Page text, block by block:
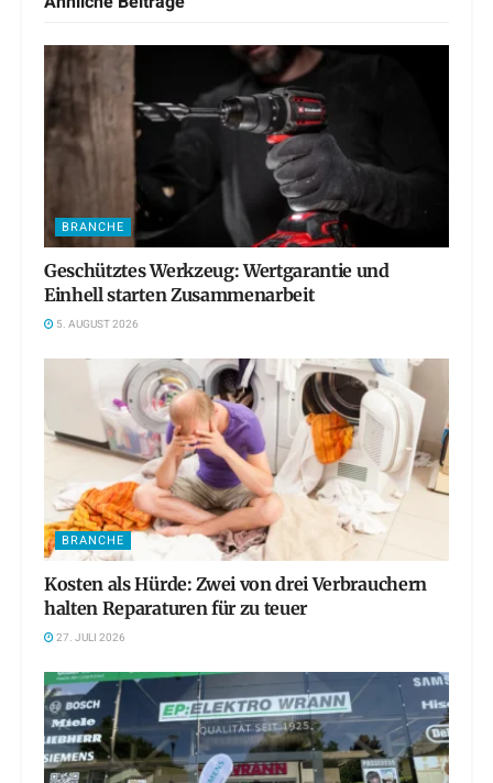
BRANCHE
Geschütztes Werkzeug: Wertgarantie und
Einhell starten Zusammenarbeit
5. AUGUST 2026
BRANCHE
Kosten als Hürde: Zwei von drei Verbrauchern
halten Reparaturen für zu teuer
27. JULI 2026